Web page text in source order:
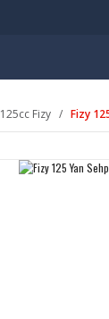
125cc Fizy Fizy